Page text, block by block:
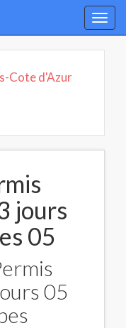
Cote d'Azur
jours
05
05